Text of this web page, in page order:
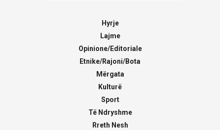
Hyrje
Lajme
Opinione/Editoriale
Etnike/Rajoni/Bota
Mërgata
Kulturë
Sport
Të Ndryshme
Rreth Nesh